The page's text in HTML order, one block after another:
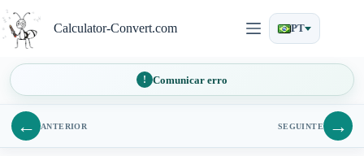
para
o
conteúdo
Calculator-Convert.com PT
Comunicar erro
← ANTERIOR SEGUINTE →